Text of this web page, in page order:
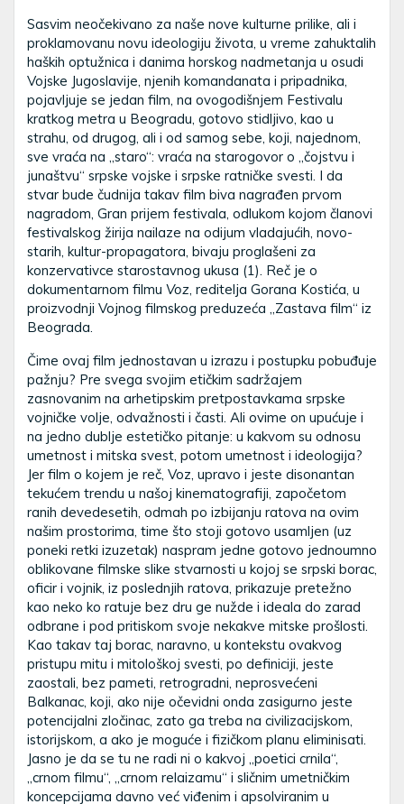
Sasvim neočekivano za naše nove kulturne prilike, ali i
proklamovanu novu ideologiju života, u vreme zahuktalih
haških optužnica i danima horskog nadmetanja u osudi
Vojske Jugoslavije, njenih komandanata i pripadnika,
pojavljuje se jedan film, na ovogodišnjem Festivalu
kratkog metra u Beogradu, gotovo stidljivo, kao u
strahu, od drugog, ali i od samog sebe, koji, najednom,
sve vraća na „staro“: vraća na starogovor o „čojstvu i
junaštvu“ srpske vojske i srpske ratničke svesti. I da
stvar bude čudnija takav film biva nagrađen prvom
nagradom, Gran prijem festivala, odlukom kojom članovi
festivalskog žirija nailaze na odijum vladajućih, novo-
starih, kultur-propagatora, bivaju proglašeni za
konzervativce starostavnog ukusa (1). Reč je o
dokumentarnom filmu Voz , reditelja Gorana Kostića, u
proizvodnji Vojnog filmskog preduzeća „Zastava film“ iz
Beograda.
Čime ovaj film jednostavan u izrazu i postupku pobuđuje
pažnju? Pre svega svojim etičkim sadržajem
zasnovanim na arhetipskim pretpostavkama srpske
vojničke volje, odvažnosti i časti. Ali ovime on upućuje i
na jedno dublje estetičko pitanje: u kakvom su odnosu
umetnost i mitska svest, potom umetnost i ideologija?
Jer film o kojem je reč, Voz, upravo i jeste disonantan
tekućem trendu u našoj kinematografiji, započetom
ranih devedesetih, odmah po izbijanju ratova na ovim
našim prostorima, time što stoji gotovo usamljen (uz
poneki retki izuzetak) naspram jedne gotovo jednoumno
oblikovane filmske slike stvarnosti u kojoj se srpski borac,
oficir i vojnik, iz poslednjih ratova, prikazuje pretežno
kao neko ko ratuje bez dru ge nužde i ideala do zarad
odbrane i pod pritiskom svoje nekakve mitske prošlosti.
Kao takav taj borac, naravno, u kontekstu ovakvog
pristupu mitu i mitološkoj svesti, po definiciji, jeste
zaostali, bez pameti, retrogradni, neprosvećeni
Balkanac, koji, ako nije očevidni onda zasigurno jeste
potencijalni zločinac, zato ga treba na civilizacijskom,
istorijskom, a ako je moguće i fizičkom planu eliminisati.
Jasno je da se tu ne radi ni o kakvoj „poetici crnila“,
„crnom filmu“, „crnom relaizamu“ i sličnim umetničkim
koncepcijama davno već viđenim i apsolviranim u